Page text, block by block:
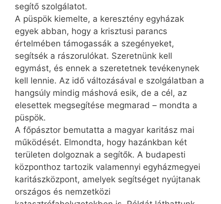
segítő szolgálatot.
A püspök kiemelte, a keresztény egyházak
egyek abban, hogy a krisztusi parancs
értelmében támogassák a szegényeket,
segítsék a rászorulókat. Szeretnünk kell
egymást, és ennek a szeretetnek tevékenynek
kell lennie. Az idő változásával e szolgálatban a
hangsúly mindig máshová esik, de a cél, az
elesettek megsegítése megmarad – mondta a
püspök.
A főpásztor bemutatta a magyar karitász mai
működését. Elmondta, hogy hazánkban két
területen dolgoznak a segítők. A budapesti
központhoz tartozik valamennyi egyházmegyei
karitászközpont, amelyek segítséget nyújtanak
országos és nemzetközi